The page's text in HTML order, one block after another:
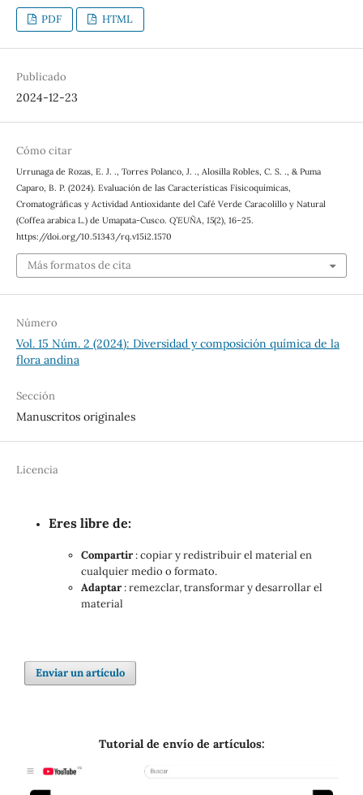
PDF HTML
Publicado
2024-12-23
Cómo citar
Urrunaga de Rozas, E. J. ., Torres Polanco, J. ., Alosilla Robles, C. S. ., & Puma
Caparo, B. P. (2024). Evaluación de las Características Fisicoquímicas,
Cromatográficas y Actividad Antioxidante del Café Verde Caracolillo y Natural
(Coffea arabica L.) de Umapata-Cusco. Q’EUÑA, 15(2), 16–25.
https://doi.org/10.51343/rq.v15i2.1570
Más formatos de cita
Número
Vol. 15 Núm. 2 (2024): Diversidad y composición química de la
flora andina
Sección
Manuscritos originales
Licencia
Eres libre de:
Compartir: copiar y redistribuir el material en
cualquier medio o formato.
Adaptar: remezclar, transformar y desarrollar el
material
Enviar un artículo
Tutorial de envío de artículos: